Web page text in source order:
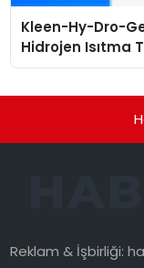
Kleen-Hy-Dro-
Hidrojen Isıtma
Düzenleyici
Reklam & İşbirliği: